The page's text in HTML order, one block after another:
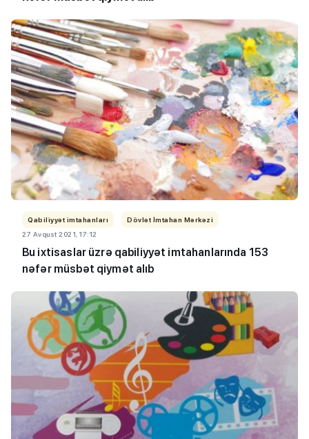
Qabiliyyət imtahanları
Dövlət İmtahan Mərkəzi
27 Avqust 2021, 17:12
Bu ixtisaslar üzrə qabiliyyət imtahanlarında 153
nəfər müsbət qiymət alıb